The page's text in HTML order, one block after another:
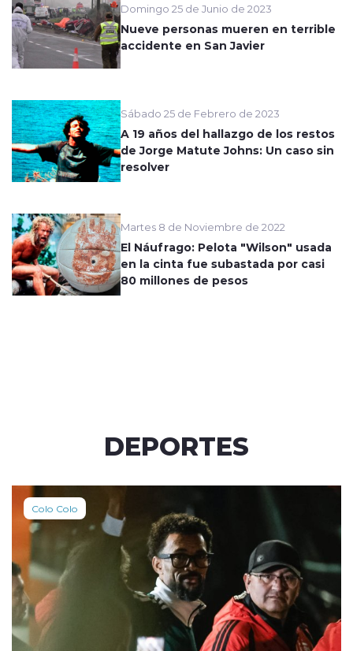
Domingo 25 de Junio de 2023
Nueve personas mueren en terrible
accidente en San Javier
Sábado 25 de Febrero de 2023
A 19 años del hallazgo de los restos
de Jorge Matute Johns: Un caso sin
resolver
Martes 8 de Noviembre de 2022
El Náufrago: Pelota "Wilson" usada
en la cinta fue subastada por casi
80 millones de pesos
DEPORTES
Colo Colo